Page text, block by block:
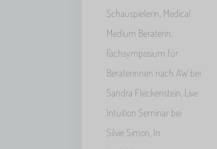
Schauspielerin, Medical
Medium Beraterin,
Fachsymposium für
Beraterinnen nach AW bei
Sandra Fleckenstein, Live
Intuition Seminar bei
Silvie Simon, In